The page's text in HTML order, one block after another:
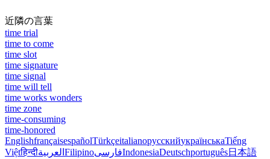
近隣の言葉
time trial
time to come
time slot
time signature
time signal
time will tell
time works wonders
time zone
time-consuming
time-honored
EnglishfrançaisespañolTürkçeitalianoрусскийукраїнськаTiếng
Việtहिन्दीالعربية FilipinoفارسیIndonesiaDeutschportuguês日本語